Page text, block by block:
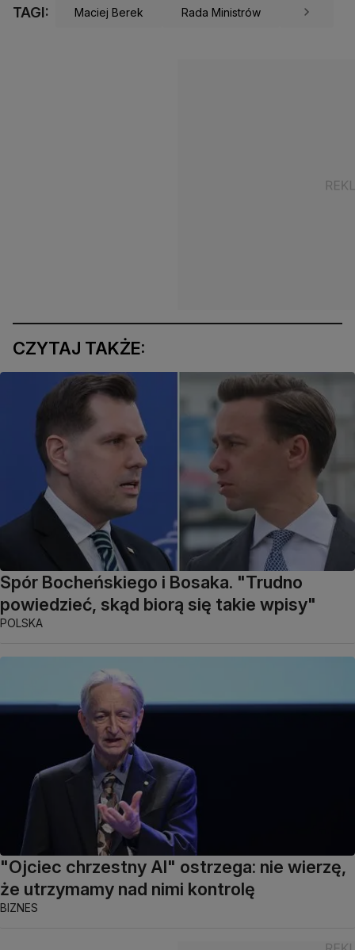
TAGI: Maciej Berek Rada Ministrów
CZYTAJ TAKŻE:
Spór Bocheńskiego i Bosaka. "Trudno
powiedzieć, skąd biorą się takie wpisy"
POLSKA
"Ojciec chrzestny AI" ostrzega: nie wierzę,
że utrzymamy nad nimi kontrolę
BIZNES